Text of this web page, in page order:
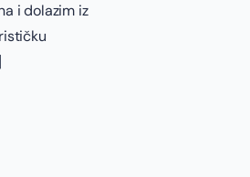
i dolazim iz